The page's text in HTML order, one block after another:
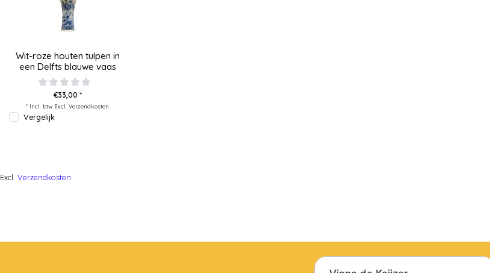
Wit-roze houten tulpen in
een Delfts blauwe vaas
€33,00 *
* Incl. btw Excl. Verzendkosten
Vergelijk
Excl. Verzendkosten